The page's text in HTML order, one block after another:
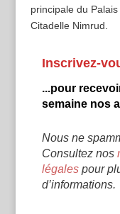
principale du
Citadelle Nimrud.
Inscrivez-
...pour
semaine nos
Nous ne
Consultez nos
légalespour
d’informations.